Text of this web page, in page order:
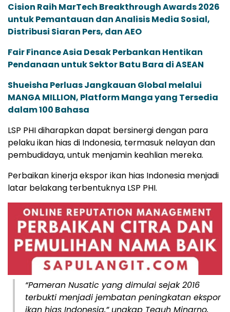
Cision Raih MarTech Breakthrough Awards 2026
untuk Pemantauan dan Analisis Media Sosial,
Distribusi Siaran Pers, dan AEO
Fair Finance Asia Desak Perbankan Hentikan
Pendanaan untuk Sektor Batu Bara di ASEAN
Shueisha Perluas Jangkauan Global melalui
MANGA MILLION, Platform Manga yang Tersedia
dalam 100 Bahasa
LSP PHI diharapkan dapat bersinergi dengan para
pelaku ikan hias di Indonesia, termasuk nelayan dan
pembudidaya, untuk menjamin keahlian mereka.
Perbaikan kinerja ekspor ikan hias Indonesia menjadi
latar belakang terbentuknya LSP PHI.
“Pameran Nusatic yang dimulai sejak 2016
terbukti menjadi jembatan peningkatan ekspor